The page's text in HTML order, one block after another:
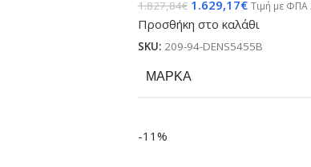
1.827,84€ 1.629,17€ Τιμή με ΦΠΑ
Προσθήκη στο καλάθι
SKU: 209-94-DENS5455B
ΜΆΡΚΑ
-11%